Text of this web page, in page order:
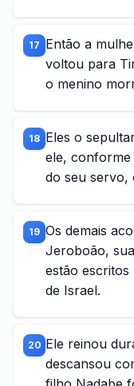
17 Então a
voltou para
o menino
18 Eles o
ele, conforme
do seu servo,
19 Os demais
Jeroboão,
estão
de Israel.
20 Ele reinou
descansou